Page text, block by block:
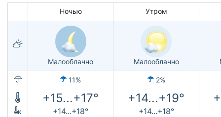
Ночью Утром
Малооблачно Малооблачно
11% 2%
+15...+17° +14...+19°
к +14...+18° +14...+18°